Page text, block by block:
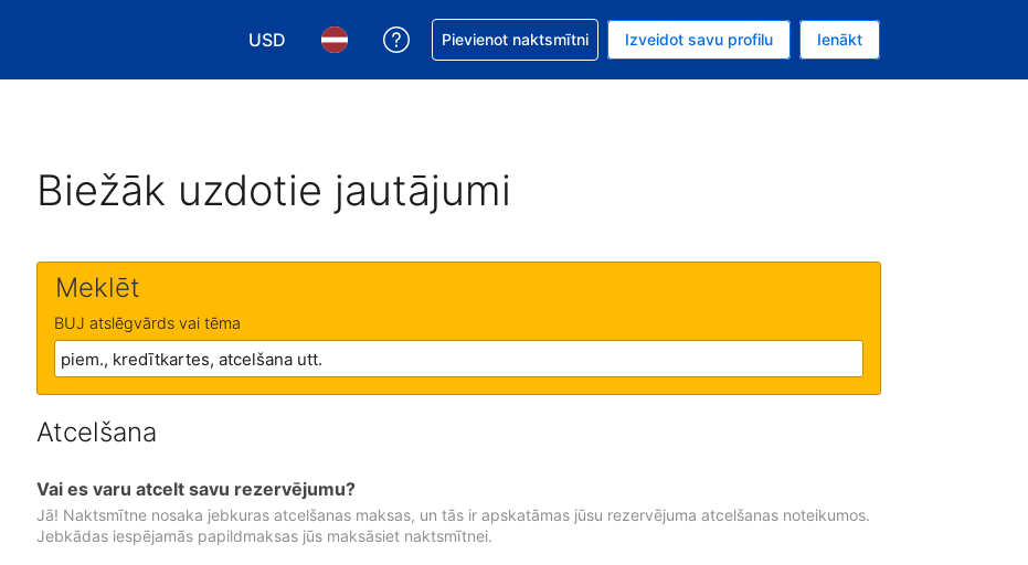
USD
Izvēlēties valūtu. Jūsu pašreizējā valūta ir ASV dolārs.
Izvēlēties valodu. Jūsu pašreizējā valoda ir Latviski.
Saņemiet palīdzību saistībā ar savu rezervējumu.
Pievienot naktsmītni Izveidot savu profilu Ienākt
Biežāk uzdotie jautājumi
Meklēt
BUJ atslēgvārds vai tēma
Atcelšana
Vai es varu atcelt savu rezervējumu?
Jā! Naktsmītne nosaka jebkuras atcelšanas maksas, un tās ir apskatāmas jūsu rezervējuma atcelšanas noteikumos.
Jebkādas iespējamās papildmaksas jūs maksāsiet naktsmītnei.